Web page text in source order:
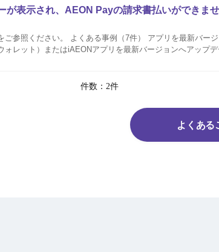
が表示され、AEON Payの請求書払いができませ
参照ください。 よくある事例（7件） アプリを最新バージョンにアップデ
レット）またはiAEONアプリを最新バージョンへアップデートのうえ、ご
件数：2件
よくある